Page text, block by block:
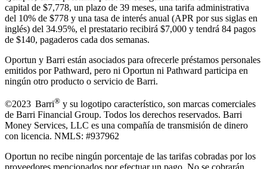
capital de $7,778, un plazo de 39 meses, una tarifa administrativa
del 10% de $778 y una tasa de interés anual (APR por sus siglas en
inglés) del 34.95%, el prestatario recibirá $7,000 y tendrá 84 pagos
de $140, pagaderos cada dos semanas.
Oportun y Barri están asociados para ofrecerle préstamos personales
emitidos por Pathward, pero ni Oportun ni Pathward participa en
ningún otro producto o servicio de Barri.
©2023 Barri® y su logotipo característico, son marcas comerciales
de Barri Financial Group. Todos los derechos reservados. Barri
Money Services, LLC es una compañía de transmisión de dinero
con licencia. NMLS: #937962
Oportun no recibe ningún porcentaje de las tarifas cobradas por los